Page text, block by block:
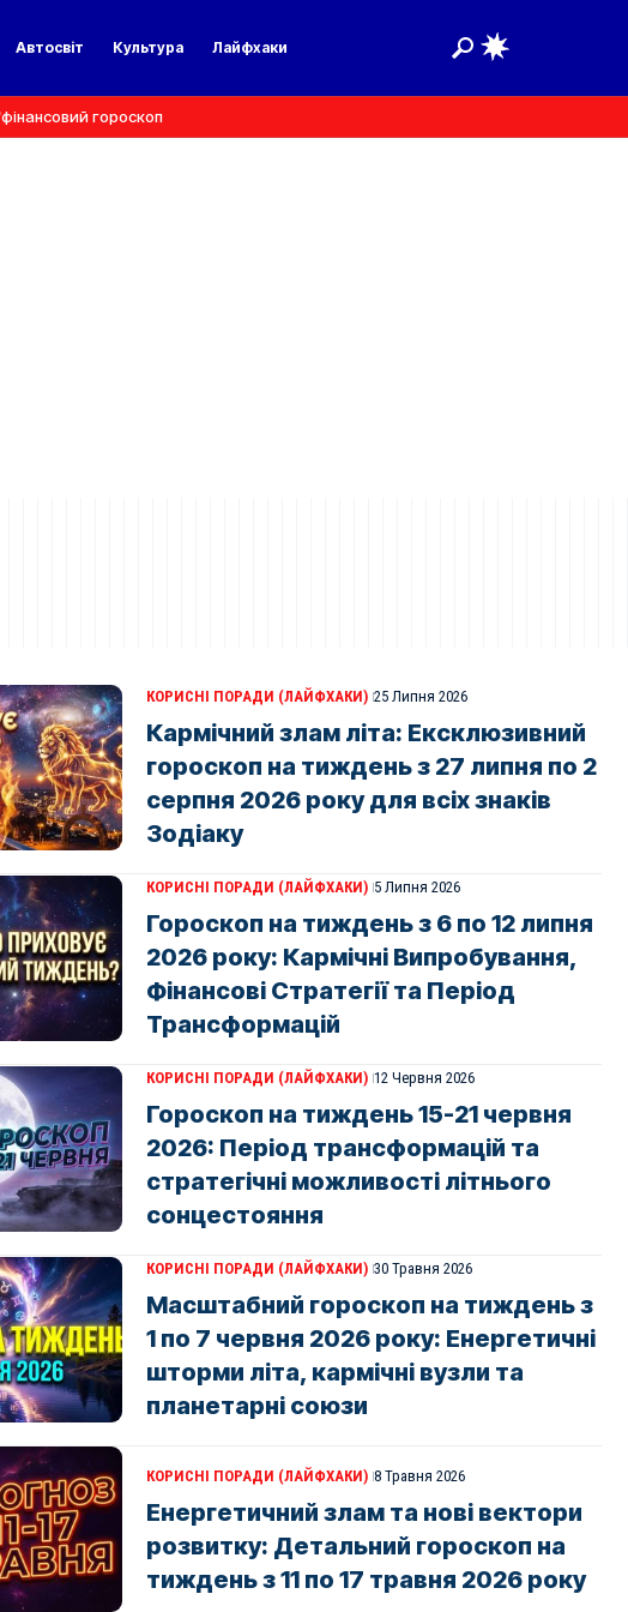
Автосвіт Культура Лайфхаки
фінансовий гороскоп
КОРИСНІ ПОРАДИ (ЛАЙФХАКИ) 25 Липня 2026
Кармічний злам літа: Ексклюзивний
гороскоп на тиждень з 27 липня по 2
серпня 2026 року для всіх знаків
Зодіаку
КОРИСНІ ПОРАДИ (ЛАЙФХАКИ) 5 Липня 2026
Гороскоп на тиждень з 6 по 12 липня
2026 року: Кармічні Випробування,
Фінансові Стратегії та Період
Трансформацій
КОРИСНІ ПОРАДИ (ЛАЙФХАКИ) 12 Червня 2026
Гороскоп на тиждень 15-21 червня
2026: Період трансформацій та
стратегічні можливості літнього
сонцестояння
КОРИСНІ ПОРАДИ (ЛАЙФХАКИ) 30 Травня 2026
Масштабний гороскоп на тиждень з
1 по 7 червня 2026 року: Енергетичні
шторми літа, кармічні вузли та
планетарні союзи
КОРИСНІ ПОРАДИ (ЛАЙФХАКИ) 8 Травня 2026
Енергетичний злам та нові вектори
розвитку: Детальний гороскоп на
тиждень з 11 по 17 травня 2026 року